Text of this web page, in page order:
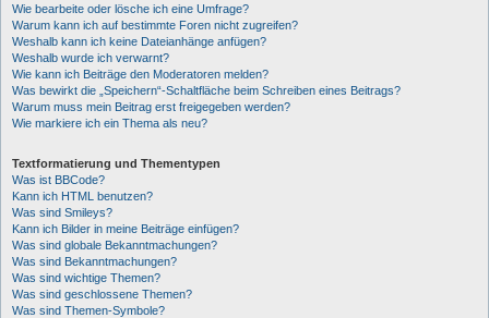
Wie bearbeite oder lösche ich eine Umfrage?
Warum kann ich auf bestimmte Foren nicht zugreifen?
Weshalb kann ich keine Dateianhänge anfügen?
Weshalb wurde ich verwarnt?
Wie kann ich Beiträge den Moderatoren melden?
Was bewirkt die „Speichern“-Schaltfläche beim Schreiben eines Beitrags?
Warum muss mein Beitrag erst freigegeben werden?
Wie markiere ich ein Thema als neu?
Textformatierung und Thementypen
Was ist BBCode?
Kann ich HTML benutzen?
Was sind Smileys?
Kann ich Bilder in meine Beiträge einfügen?
Was sind globale Bekanntmachungen?
Was sind Bekanntmachungen?
Was sind wichtige Themen?
Was sind geschlossene Themen?
Was sind Themen-Symbole?